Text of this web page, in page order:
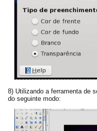
8) Utilizando a ferramenta de
do seguinte modo: